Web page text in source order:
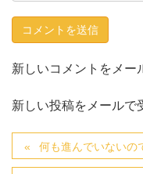
新しいコメントをメー
新しい投稿をメールで
何も進んでいないの